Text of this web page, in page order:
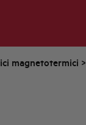
magnetotermici >